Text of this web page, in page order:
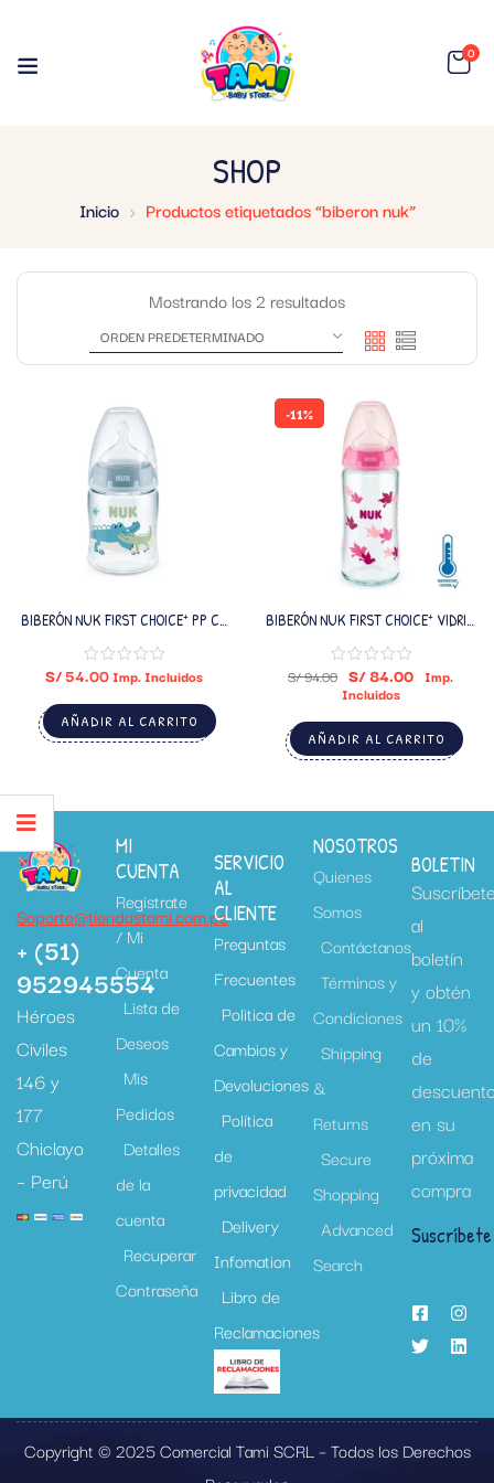
0
SHOP
Inicio Productos etiquetados “biberon nuk”
Mostrando los 2 resultados
BIBERÓN NUK FIRST CHOICE⁺ PP CT
S/54.00Imp. Incluidos
AÑADIR AL CARRITO
-11%
BIBERÓN NUK FIRST CHOICE⁺ VIDRIO
S/94.00 S/84.00 Imp.
Incluidos
AÑADIR AL CARRITO
Soporte@tiendastami.com.pe
+ (51)
952945554
Héroes
Civiles
146 y
177
Chiclayo
– Perú
MI
CUENTA
Registrate
/ Mi
Cuenta
Lista de
Deseos
Mis
Pedidos
Detalles
de la
cuenta
Recuperar
Contraseña
SERVICIO
AL
CLIENTE
Preguntas
Frecuentes
Politica de
Cambios y
Devoluciones
Política
de
privacidad
Delivery
Infomation
Libro de
Reclamaciones
NOSOTROS
Quienes
Somos
Contáctanos
Términos y
Condiciones
Shipping
&
Returns
Secure
Shopping
Advanced
Search
BOLETIN
al
boletín
y obtén
un 10%
de
en su
próxima
compra
Suscríbete
Copyright © 2025 Comercial Tami SCRL – Todos los Derechos